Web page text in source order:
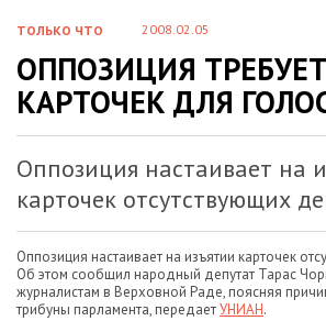
ТОЛЬКО ЧТО 2008.02.05
ОППОЗИЦИЯ
КАРТОЧЕК ДЛЯ
Оппозиция настаивает на
карточек отсутствующих
Оппозиция настаивает на изъятии карточек
Об этом сообщил народный депутат Тарас
журналистам в Верховной Раде, поясняя
трибуны парламента, передаетУНИАН.